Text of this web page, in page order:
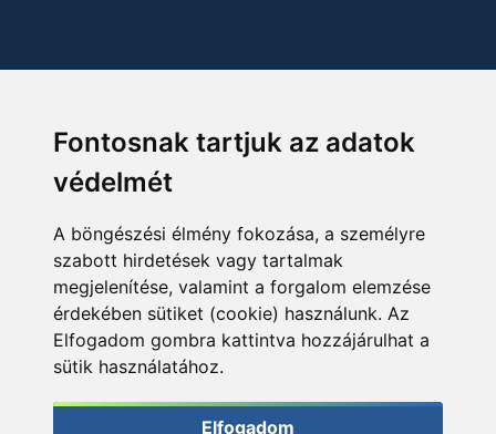
Fontosnak tartjuk az adatok
védelmét
A böngészési élmény fokozása, a személyre
szabott hirdetések vagy tartalmak
megjelenítése, valamint a forgalom elemzése
érdekében sütiket (cookie) használunk. Az
Elfogadom gombra kattintva hozzájárulhat a
sütik használatához.
Elfogadom